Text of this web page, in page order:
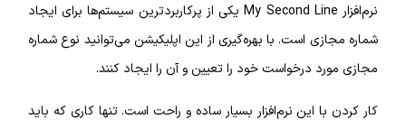
نرم‌‌افزار My Second Line یکی از پرکاربردترین سیستم‌ها برای ایجاد
شماره مجازی است. با بهره‌گیری از این اپلیکیشن می‌توانید نوع شماره
مجازی مورد درخواست خود را تعیین و آن را ایجاد کنند.
کار کردن با این نرم‌افزار بسیار ساده و راحت است. تنها کاری که باید